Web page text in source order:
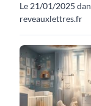
Le 21/01/2025
reveauxlettres.fr